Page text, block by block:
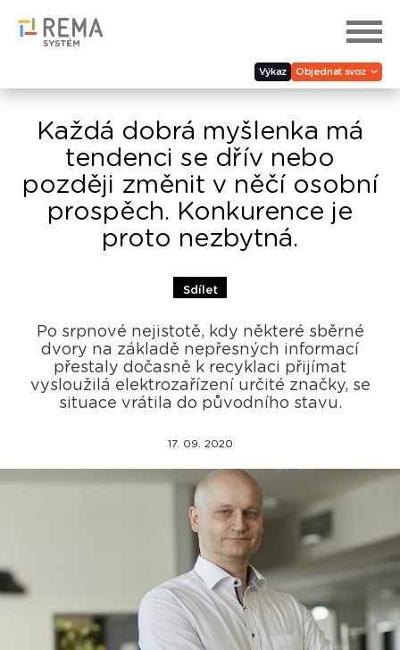
Výkaz Objednat svoz
Každá dobrá myšlenka má
tendenci se dřív nebo
později změnit v něčí osobní
prospěch. Konkurence je
proto nezbytná.
Sdílet
Po srpnové nejistotě, kdy některé sběrné
dvory na základě nepřesných informací
přestaly dočasně k recyklaci přijímat
vysloužilá elektrozařízení určité značky, se
situace vrátila do původního stavu.
17. 09. 2020